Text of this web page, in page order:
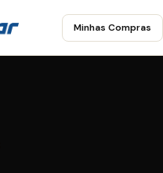
Minhas Compras